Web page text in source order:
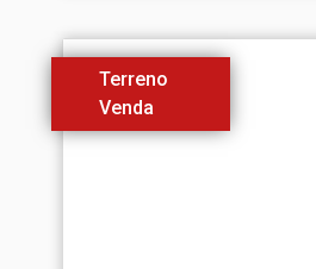
Terreno
Venda